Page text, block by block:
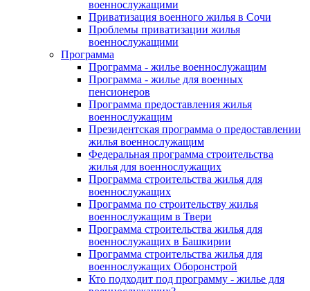
военнослужащими
Приватизация военного жилья в Сочи
Проблемы приватизации жилья
военнослужащими
Программа
Программа - жилье военнослужащим
Программа - жилье для военных
пенсионеров
Программа предоставления жилья
военнослужащим
Президентская программа о предоставлении
жилья военнослужащим
Федеральная программа строительства
жилья для военнослужащих
Программа строительства жилья для
военнослужащих
Программа по строительству жилья
военнослужащим в Твери
Программа строительства жилья для
военнослужащих в Башкирии
Программа строительства жилья для
военнослужащих Оборонстрой
Кто подходит под программу - жилье для